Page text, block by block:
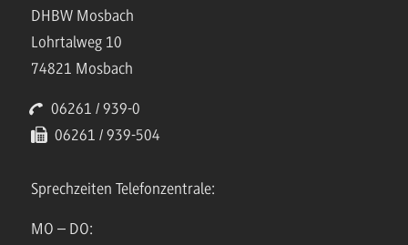
DHBW Mosbach
Lohrtalweg 10
74821 Mosbach
06261 / 939-0
06261 / 939-504
Sprechzeiten Telefonzentrale:
MO – DO: